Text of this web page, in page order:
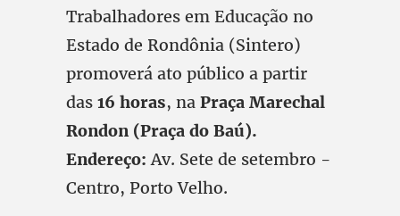
Trabalhadores em Educação no
Estado de Rondônia (Sintero)
promoverá ato público a partir
das 16 horas, na Praça Marechal
Rondon (Praça do Baú).
Endereço:Av. Sete de setembro -
Centro, Porto Velho.